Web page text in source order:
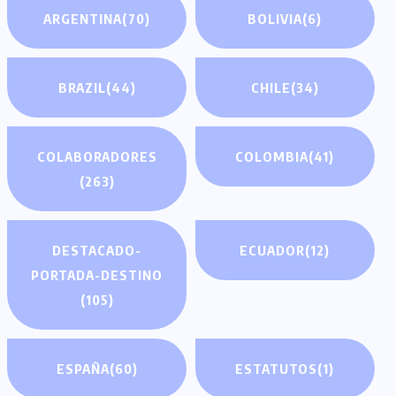
ARGENTINA(70) BOLIVIA(6)
BRAZIL(44) CHILE(34)
COLABORADORES
(263)
COLOMBIA(41)
DESTACADO-
PORTADA-DESTINO
(105)
ECUADOR(12)
ESPAÑA(60) ESTATUTOS(1)